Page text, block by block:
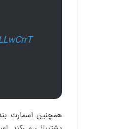
همچنین اسمارت